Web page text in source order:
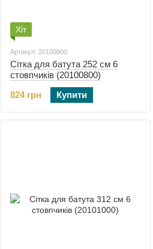
Хіт
Артикул: 20100800
Сітка для батута 252 см 6
стовпчиків (20100800)
824 грн
Купити